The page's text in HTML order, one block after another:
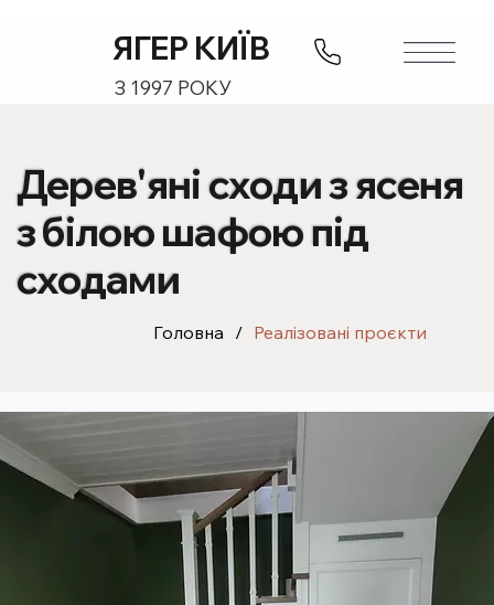
ЯГЕР КИЇВ
З 1997 РОКУ
Дерев'яні сходи з ясеня
з білою шафою під
сходами
Головна / Реалізовані проєкти